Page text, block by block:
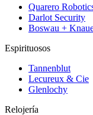
Quarero
Darlot Security
Boswau +
Espirituosos
Tannenblut
Lecureux & Cie
Glenlochy
Relojería